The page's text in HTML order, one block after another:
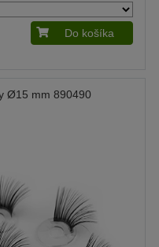
Do košíka
Ø15 mm 890490